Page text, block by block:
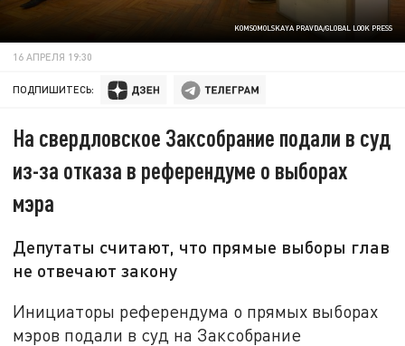
KOMSOMOLSKAYA PRAVDA/GLOBAL LOOK PRESS
16 АПРЕЛЯ 19:30
ПОДПИШИТЕСЬ:
На свердловское Заксобрание подали в суд
из-за отказа в референдуме о выборах
мэра
Депутаты считают, что прямые выборы глав
не отвечают закону
Инициаторы референдума о прямых выборах
мэров подали в суд на Заксобрание